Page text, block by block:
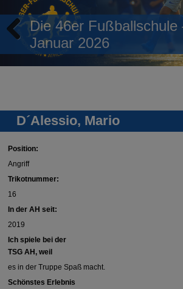
Die 46er Fußballschule
Januar 2026
Previous
D´Alessio, Mario
Position:
Angriff
Trikotnummer:
16
In der AH seit:
2019
Ich spiele bei der
TSG AH, weil
es in der Truppe Spaß macht.
Schönstes Erlebnis